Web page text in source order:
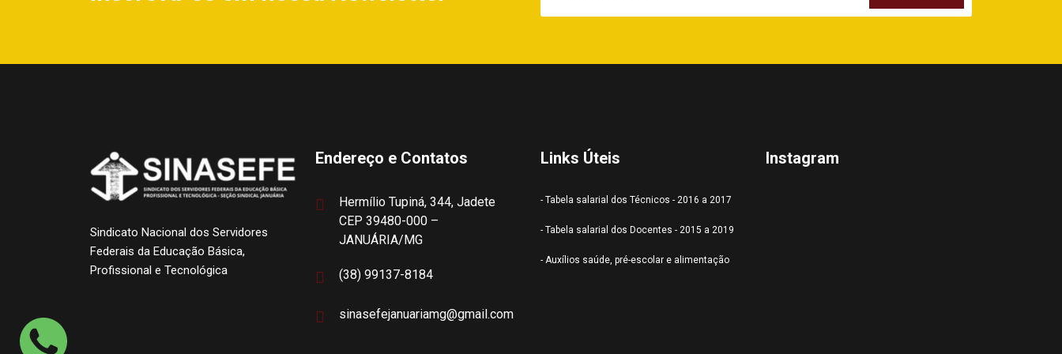
Sindicato Nacional dos Servidores
Federais da Educação Básica,
Profissional e Tecnológica
Endereço e Contatos
Hermílio Tupiná, 344, Jadete
CEP 39480-000 –
JANUÁRIA/MG
(38) 99137-8184
sinasefejanuariamg@gmail.com
Links Úteis
- Tabela salarial dos Técnicos - 2016 a 2017
- Tabela salarial dos Docentes - 2015 a 2019
- Auxílios saúde, pré-escolar e alimentação
Instagram